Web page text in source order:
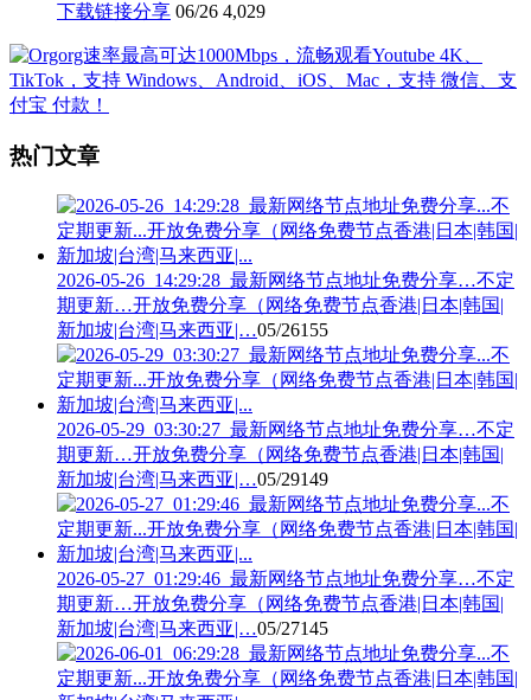
下载链接分享 06/26 4,029
热门文章
2026-05-26_14:29:28_最新网络节点地址免费分享…不定
期更新…开放免费分享（网络免费节点香港|日本|韩国|
新加坡|台湾|马来西亚|…05/26155
2026-05-29_03:30:27_最新网络节点地址免费分享…不定
期更新…开放免费分享（网络免费节点香港|日本|韩国|
新加坡|台湾|马来西亚|…05/29149
2026-05-27_01:29:46_最新网络节点地址免费分享…不定
期更新…开放免费分享（网络免费节点香港|日本|韩国|
新加坡|台湾|马来西亚|…05/27145